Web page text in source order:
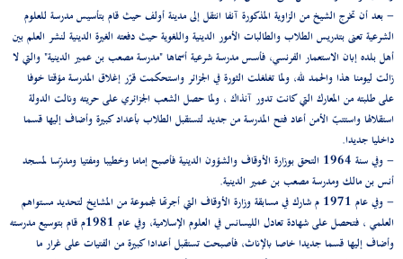
- بعد أن تخرج الشيخ من الزاوية المذكورة آنفا انتقل إلى مدينة أولف حيث قام بتأسيس مدرسة للعلوم
الشرعية تعنى بتدريس الطلاب والطالبات الأمور الدينية واللغوية حيث دفعته الغيرة الدينية لنشر العلم بين
أهل بلده إبان الاستعمار الفرنسي، فأسس مدرسة شرعية أسماها "مدرسة مصعب بن عمير الدينية" والتي لا
زالت ليومنا هذا والحمد لله، ولما تغلغلت الثورة في الجزائر واستحكمت قرّر إغلاق المدرسة مؤقتا خوفا
على طلبته من المعارك التي كانت تدور آنذاك ، ولما حصل الشعب الجزائري على حريته ونالت الدولة
استقلالها واستتبّ الأمن أعاد فتح المدرسة من جديد لتستقبل الطلاب بأعداد كبيرة وأضاف إليها قسما
داخليا جديدا.
- وفي سنة 1964 التحق بوزارة الأوقاف والشؤون الدينية فأصبح إماما وخطيبا ومفتيا ومدرِّسا لمسجد
أنس بن مالك ومدرسة مصعب بن عمير الدينية.
- وفي عام 1971 م شارك في مسابقة وزارة الأوقاف التي أجرتها لمجموعة من المشايخ لتحديد مستواهم
العلمي ، فتحصل على شهادة تعادل الليسانس في العلوم الإسلامية، وفي عام 1981م قام بتوسيع مدرسته
وأضاف إليها قسما جديدا خاصا بالإناث، فأصبحت تستقبل أعدادا كبيرة من الفتيات على غرار ما